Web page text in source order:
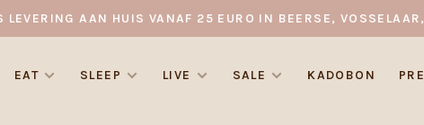
AAN HUIS VANAF 25 EURO IN BEERSE,
EAT SLEEP LIVE SALE KADOBON